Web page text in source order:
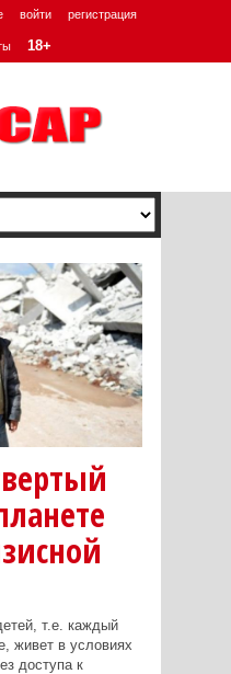
войти регистрация
18+
т.е. каждый
живет в условиях
доступа к